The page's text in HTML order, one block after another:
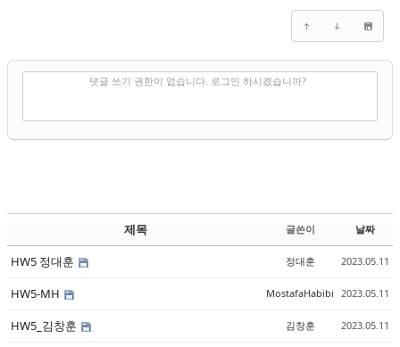
댓글 쓰기 권한이 없습니다. 로그인 하시겠습니까?
제목 글쓴이 날짜
HW5 정대훈 정대훈 2023.05.11
HW5-MH MostafaHabibi 2023.05.11
HW5_김창훈 김창훈 2023.05.11